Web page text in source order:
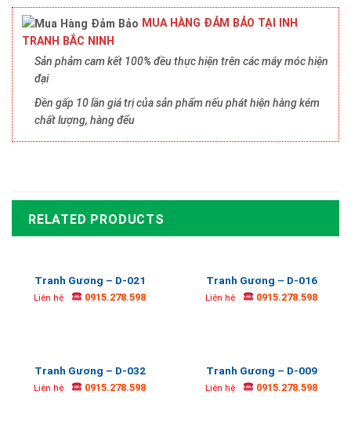
MUA HÀNG ĐẢM BẢO TẠI INH
TRANH BẮC NINH
Sản phảm cam kết 100% đều thực hiện trên các máy móc hiện
đại
Đền gấp 10 lần giá trị của sản phẩm nếu phát hiện hàng kém
chất lượng, hàng đểu
RELATED PRODUCTS
Tranh Gương – D-021
Liên hệ 0915.278.598
Tranh Gương – D-016
Liên hệ 0915.278.598
Tranh Gương – D-032
Liên hệ 0915.278.598
Tranh Gương – D-009
Liên hệ 0915.278.598